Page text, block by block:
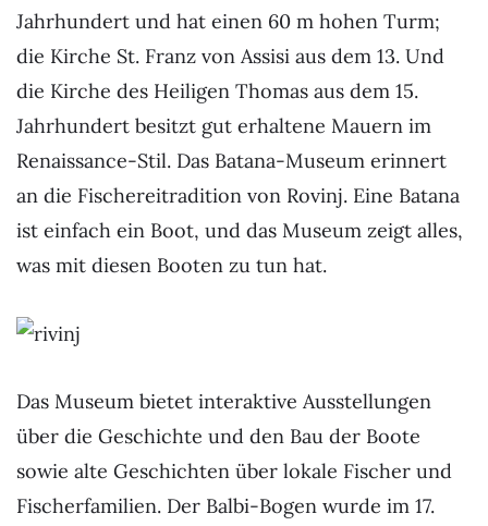
Jahrhundert und hat einen 60 m hohen Turm;
die Kirche St. Franz von Assisi aus dem 13. Und
die Kirche des Heiligen Thomas aus dem 15.
Jahrhundert besitzt gut erhaltene Mauern im
Renaissance-Stil. Das Batana-Museum erinnert
an die Fischereitradition von Rovinj. Eine Batana
ist einfach ein Boot, und das Museum zeigt alles,
was mit diesen Booten zu tun hat.
Das Museum bietet interaktive Ausstellungen
über die Geschichte und den Bau der Boote
sowie alte Geschichten über lokale Fischer und
Fischerfamilien. Der Balbi-Bogen wurde im 17.